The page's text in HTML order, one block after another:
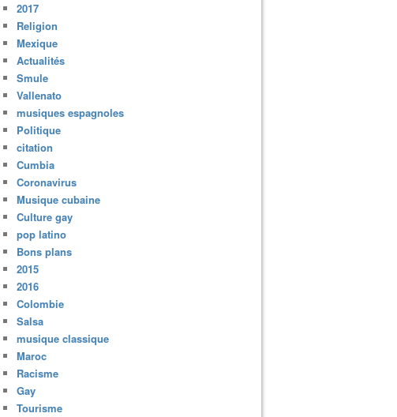
2017
Religion
Mexique
Actualités
Smule
Vallenato
musiques espagnoles
Politique
citation
Cumbia
Coronavirus
Musique cubaine
Culture gay
pop latino
Bons plans
2015
2016
Colombie
Salsa
musique classique
Maroc
Racisme
Gay
Tourisme